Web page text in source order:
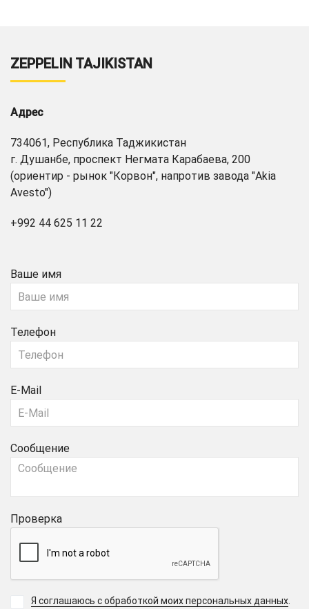
ZEPPELIN TAJIKISTAN
Адрес
734061, Республика Таджикистан
г. Душанбе, проспект Негмата Карабаева, 200
(ориентир - рынок "Корвон", напротив завода "Akia
Avesto")
+992 44 625 11 22
Ваше имя
Телефон
E-Mail
Сообщение
Проверка
Я соглашаюсь с обработкой моих персональных данных